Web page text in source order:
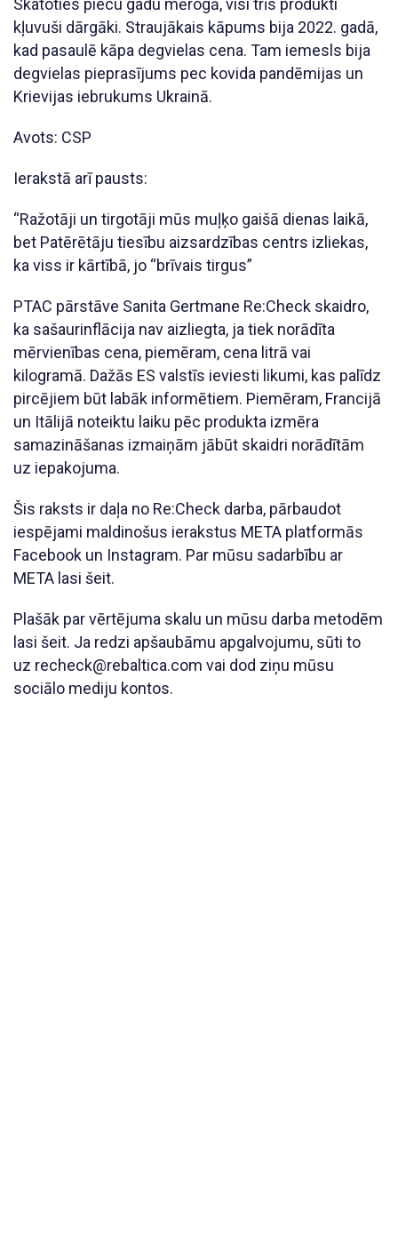
Skatoties piecu gadu mērogā, visi trīs produkti
kļuvuši dārgāki. Straujākais kāpums bija 2022. gadā,
kad pasaulē kāpa degvielas cena. Tam iemesls bija
degvielas pieprasījums pec kovida pandēmijas un
Krievijas iebrukums Ukrainā.
Avots: CSP
Ierakstā arī pausts:
“Ražotāji un tirgotāji mūs muļķo gaišā dienas laikā,
bet Patērētāju tiesību aizsardzības centrs izliekas,
ka viss ir kārtībā, jo “brīvais tirgus”
PTAC pārstāve Sanita Gertmane Re:Check skaidro,
ka sašaurinflācija nav aizliegta, ja tiek norādīta
mērvienības cena, piemēram, cena litrā vai
kilogramā. Dažās ES valstīs ieviesti likumi, kas palīdz
pircējiem būt labāk informētiem. Piemēram, Francijā
un Itālijā noteiktu laiku pēc produkta izmēra
samazināšanas izmaiņām jābūt skaidri norādītām
uz iepakojuma.
Šis raksts ir daļa no Re:Check darba, pārbaudot
iespējami maldinošus ierakstus META platformās
Facebook un Instagram. Par mūsu sadarbību ar
META lasi šeit.
Plašāk par vērtējuma skalu un mūsu darba metodēm
lasi šeit. Ja redzi apšaubāmu apgalvojumu, sūti to
uz recheck@rebaltica.com vai dod ziņu mūsu
sociālo mediju kontos.